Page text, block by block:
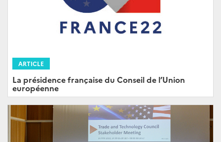
ARTICLE
La présidence française du Conseil de l’Union
européenne